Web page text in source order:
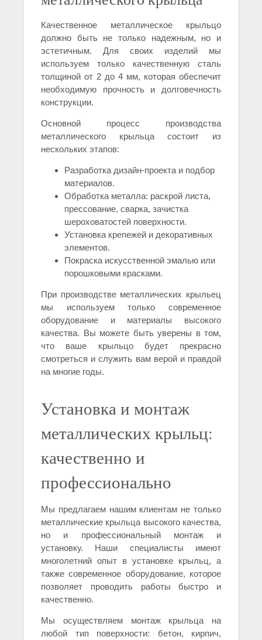
Качественное металлическое крыльцо
должно быть не только надежным, но и
эстетичным. Для своих изделий мы
используем только качественную сталь
толщиной от 2 до 4 мм, которая обеспечит
необходимую прочность и долговечность
конструкции.
Основной процесс производства
металлического крыльца состоит из
нескольких этапов:
Разработка дизайн-проекта и подбор
материалов.
Обработка металла: раскрой листа,
прессование, сварка, зачистка
шероховатостей поверхности.
Установка крепежей и декоративных
элементов.
Покраска искусственной эмалью или
порошковыми красками.
При производстве металлических крыльец
мы используем только современное
оборудование и материалы высокого
качества. Вы можете быть уверены в том,
что ваше крыльцо будет прекрасно
смотреться и служить вам верой и правдой
на многие годы.
Установка и монтаж
металлических крыльц:
качественно и
профессионально
Мы предлагаем нашим клиентам не только
металлические крыльца высокого качества,
но и профессиональный монтаж и
установку. Наши специалисты имеют
многолетний опыт в установке крыльц, а
также современное оборудование, которое
позволяет проводить работы быстро и
качественно.
Мы осуществляем монтаж крыльца на
любой тип поверхности: бетон, кирпич,